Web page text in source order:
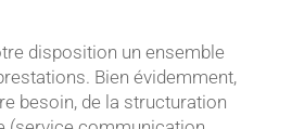
disposition un ensemble
Bien évidemment,
besoin, de la structuration